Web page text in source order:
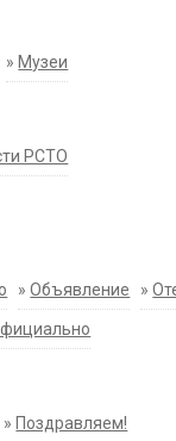
» Музеи
РСТО
»Объявление »
» Поздравляем!